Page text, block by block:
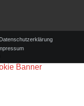
Datenschutzerklärung
Banner